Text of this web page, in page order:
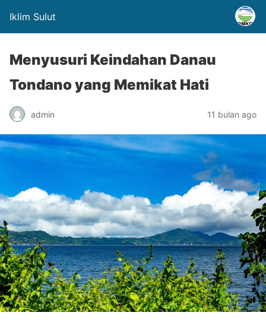
Iklim Sulut
Menyusuri Keindahan Danau
Tondano yang Memikat Hati
admin 11 bulan ago